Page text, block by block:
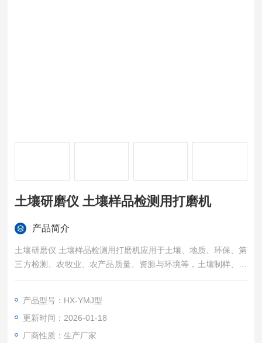
土壤研磨仪 土壤样品检测用打磨机
产品简介
土壤研磨仪 土壤样品检测用打磨机应用于土壤、地质、环保、第
三方检测、农牧业、农产品质量、资源与环境等，土壤制样、重
金属分析
产品型号：HX-YMJ型
更新时间：2026-01-18
厂商性质：生产厂家